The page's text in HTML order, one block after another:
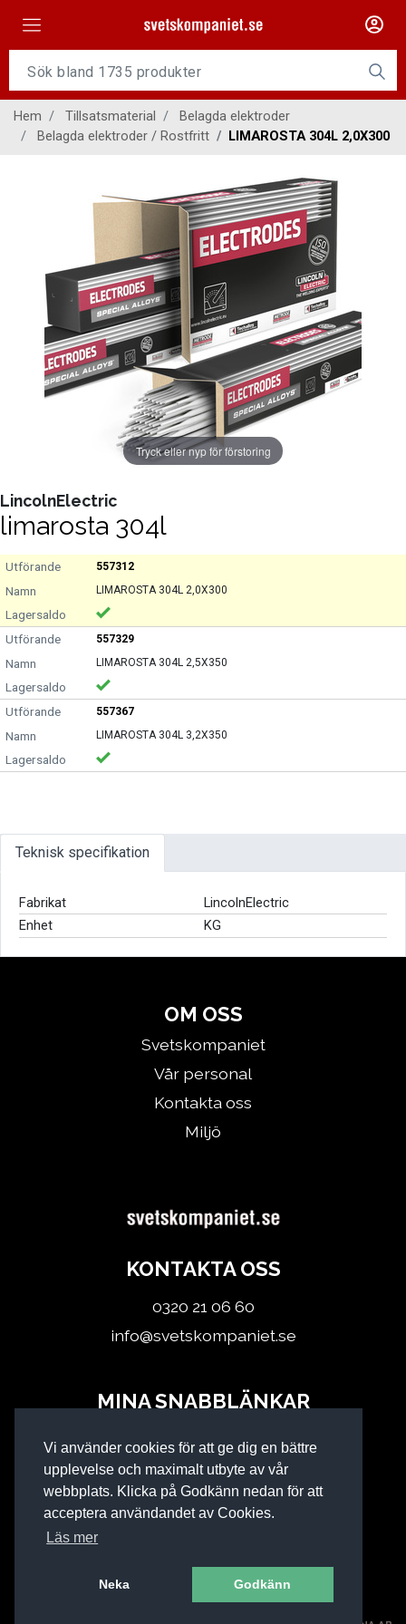
Vi använder cookies för att ge dig en bättre
upplevelse och maximalt utbyte av vår
webbplats. Klicka på Godkänn nedan för att
acceptera användandet av Cookies.
Läs mer
Neka Godkänn
Slangpaket
Gasutrustning
Kontakt
Hem Tillsatsmaterial
Belagda elektroder
Belagda elektroder / Rostfritt
LIMAROSTA 304L 2,0X300
Tryck eller nyp för förstoring
LincolnElectric
limarosta 304l
557312
LIMAROSTA 304L 2,0X300
557329
LIMAROSTA 304L 2,5X350
557367
LIMAROSTA 304L 3,2X350
Teknisk specifikation
Fabrikat
LincolnElectric
Enhet
KG
OM OSS
Svetskompaniet
Vår personal
Kontakta oss
Miljö
KONTAKTA OSS
0320 21 06 60
info@svetskompaniet.se
MINA SNABBLÄNKAR
Köpvillkor